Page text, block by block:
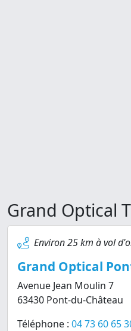
Grand Optical
Environ 25 km à vol
Grand Optical
Avenue Jean Moulin 7
63430 Pont-du-Château
Téléphone : 04 73 60 65